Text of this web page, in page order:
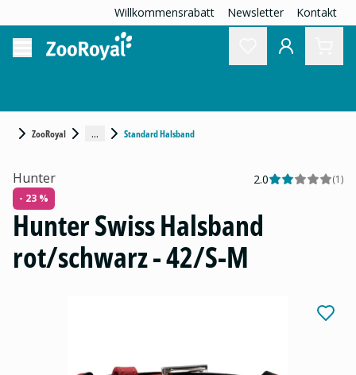
Willkommensrabatt Newsletter Kontakt
ZooRoyal ... Standard Halsband
Hunter 2.0 (1)
- 23 %
Hunter Swiss Halsband
rot/schwarz - 42/S-M